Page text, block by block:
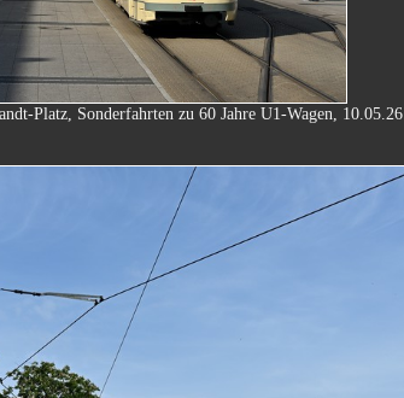
Platz, Sonderfahrten zu 60 Jahre U1-Wagen, 10.05.26